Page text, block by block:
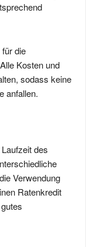
die
Kosten und
sodass keine
anfallen.
des
Verwendung
Ratenkredit